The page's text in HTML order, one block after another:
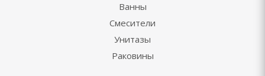
Ванны
Смесители
Унитазы
Раковины